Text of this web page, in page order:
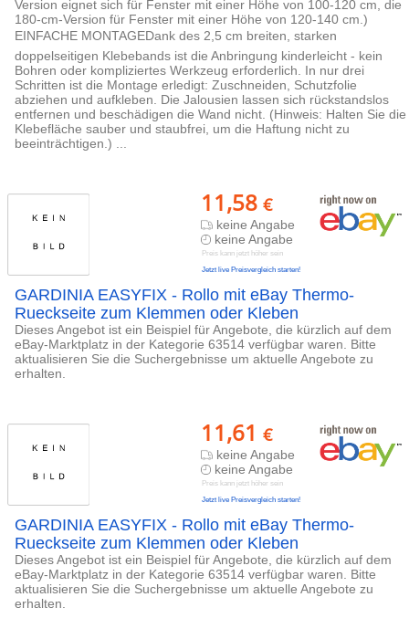
Version eignet sich für Fenster mit einer Höhe von 100-120 cm, die
180-cm-Version für Fenster mit einer Höhe von 120-140 cm.)
EINFACHE MONTAGEDank des 2,5 cm breiten, starken
doppelseitigen Klebebands ist die Anbringung kinderleicht - kein
Bohren oder kompliziertes Werkzeug erforderlich. In nur drei
Schritten ist die Montage erledigt: Zuschneiden, Schutzfolie
abziehen und aufkleben. Die Jalousien lassen sich rückstandslos
entfernen und beschädigen die Wand nicht. (Hinweis: Halten Sie die
Klebefläche sauber und staubfrei, um die Haftung nicht zu
beeinträchtigen.) ...
11,58 €
keine Angabe
keine Angabe
Preis kann jetzt höher sein
Jetzt live Preisvergleich starten!
GARDINIA EASYFIX - Rollo mit eBay Thermo-
Rueckseite zum Klemmen oder Kleben
Dieses Angebot ist ein Beispiel für Angebote, die kürzlich auf dem
eBay-Marktplatz in der Kategorie 63514 verfügbar waren. Bitte
aktualisieren Sie die Suchergebnisse um aktuelle Angebote zu
erhalten.
11,61 €
keine Angabe
keine Angabe
Preis kann jetzt höher sein
Jetzt live Preisvergleich starten!
GARDINIA EASYFIX - Rollo mit eBay Thermo-
Rueckseite zum Klemmen oder Kleben
Dieses Angebot ist ein Beispiel für Angebote, die kürzlich auf dem
eBay-Marktplatz in der Kategorie 63514 verfügbar waren. Bitte
aktualisieren Sie die Suchergebnisse um aktuelle Angebote zu
erhalten.